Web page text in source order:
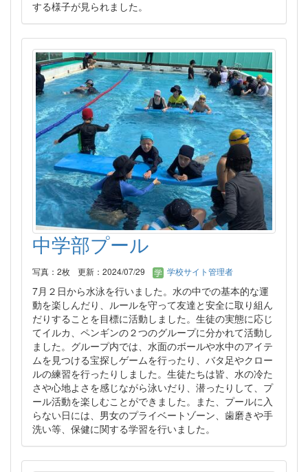
する様子が見られました。
中学部プール
写真：2枚 更新：2024/07/29 学校サイト管理者
7月２日から水泳を行いました。水の中での基本的な運
動を楽しんだり、ルールを守って友達と安全に取り組ん
だりすることを目標に活動しました。生徒の実態に応じ
てイルカ、ペンギンの２つのグループに分かれて活動し
ました。グループ内では、水面のボールや水中のアイテ
ムを見つける宝探しゲームを行ったり、バタ足やクロー
ルの練習を行ったりしました。生徒たちは皆、水の冷た
さや心地よさを感じながら泳いだり、潜ったりして、プ
ール活動を楽しむことができました。また、プールに入
らない日には、男女のプライベートゾーン、歯磨きや手
洗い等、保健に関する学習を行いました。